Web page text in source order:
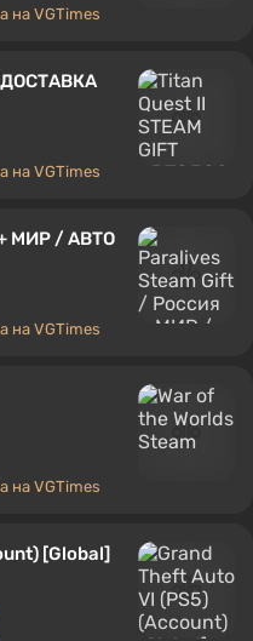
на VGTimes
на VGTimes
МИР / АВТО
на VGTimes
на VGTimes
[Global]